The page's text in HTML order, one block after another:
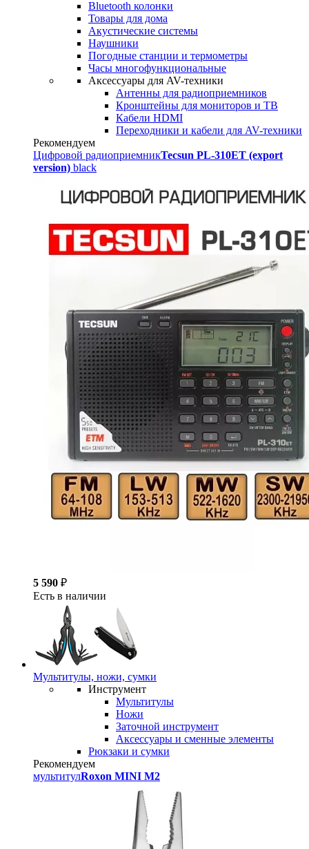
Bluetooth колонки
Товары для дома
Акустические системы
Наушники
Погодные станции и термометры
Часы многофункциональные
Аксессуары для AV-техники
Антенны для радиоприемников
Кронштейны для мониторов и ТВ
Кабели HDMI
Переходники и кабели для AV-техники
Рекомендуем
Цифровой радиоприемникTecsun PL-310ET (export
version) black
5 590 ₽
Есть в наличии
Мультитулы, ножи, сумки
Инструмент
Мультитулы
Ножи
Заточной инструмент
Аксессуары и сменные элементы
Рюкзаки и сумки
Рекомендуем
мультитулRoxon MINI M2